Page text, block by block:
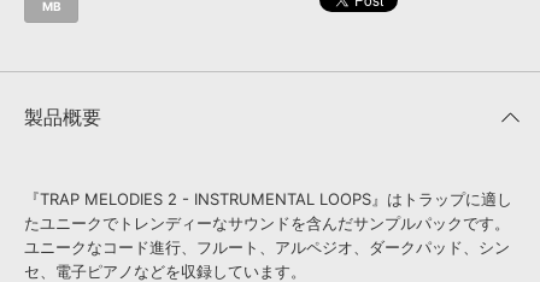
SLS
MB
製品概要
『TRAP MELODIES 2 - INSTRUMENTAL LOOPS』はトラップに適し
たユニークでトレンディーなサウンドを含んだサンプルパックです。
ユニークなコード進行、フルート、アルペジオ、ダークパッド、シン
セ、電子ピアノなどを収録しています。